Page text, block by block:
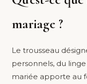
mariage ?
Le trousseau
personnels, du
mariée apporte au